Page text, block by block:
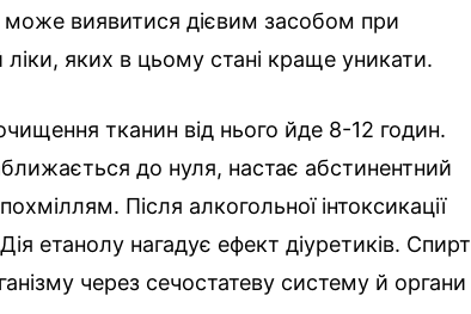
може виявитися дієвим засобом при
ліки, яких в цьому стані краще уникати.
тканин від нього йде 8-12 годин.
до нуля, настає абстинентний
Після алкогольної інтоксикації
етанолу нагадує ефект діуретиків. Спирт
через сечостатеву систему й органи